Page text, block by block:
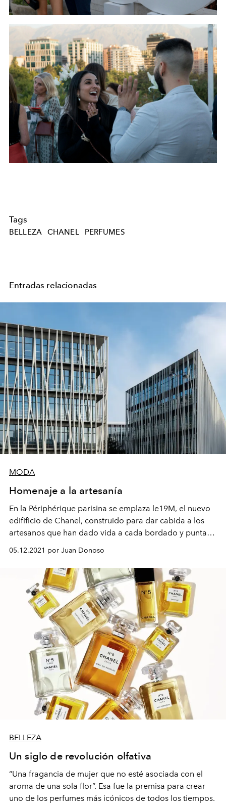
Tags
BELLEZA CHANEL PERFUMES
Entradas relacionadas
MODA
Homenaje a la artesanía
En la Périphérique parisina se emplaza le19M, el nuevo
edifificio de Chanel, construido para dar cabida a los
artesanos que han dado vida a cada bordado y puntada
05.12.2021 por Juan Donoso
BELLEZA
Un siglo de revolución olfativa
“Una fragancia de mujer que no esté asociada con el
aroma de una sola flor”. Esa fue la premisa para crear
uno de los perfumes más icónicos de todos los tiempos.